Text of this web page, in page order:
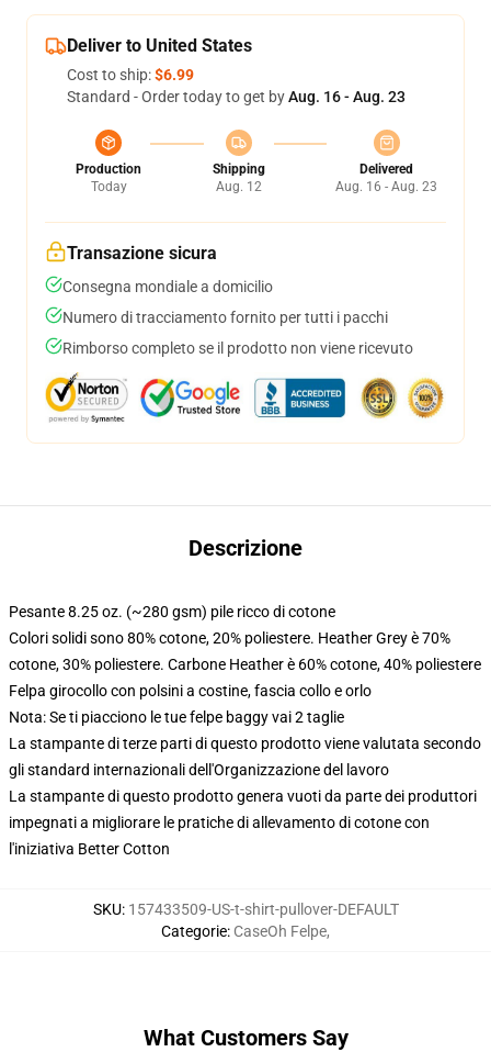
Deliver to United States
Cost to ship:$6.99
Standard - Order today to get byAug. 16 - Aug. 23
Production
Today
Shipping
Aug. 12
Delivered
Aug. 16 - Aug. 23
Transazione sicura
Consegna mondiale a domicilio
Numero di tracciamento fornito per tutti i pacchi
Rimborso completo se il prodotto non viene ricevuto
Descrizione
Pesante 8.25 oz. (~280 gsm) pile ricco di cotone
Colori solidi sono 80% cotone, 20% poliestere. Heather Grey è 70%
cotone, 30% poliestere. Carbone Heather è 60% cotone, 40% poliestere
Felpa girocollo con polsini a costine, fascia collo e orlo
Nota: Se ti piacciono le tue felpe baggy vai 2 taglie
La stampante di terze parti di questo prodotto viene valutata secondo
gli standard internazionali dell'Organizzazione del lavoro
La stampante di questo prodotto genera vuoti da parte dei produttori
impegnati a migliorare le pratiche di allevamento di cotone con
l'iniziativa Better Cotton
SKU: 157433509-US-t-shirt-pullover-DEFAULT
Categorie: CaseOh Felpe,
What Customers Say